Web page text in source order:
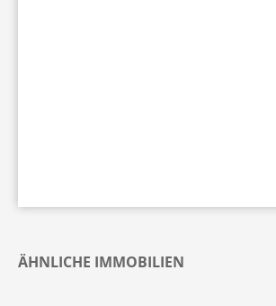
ÄHNLICHE IMMOBILIEN